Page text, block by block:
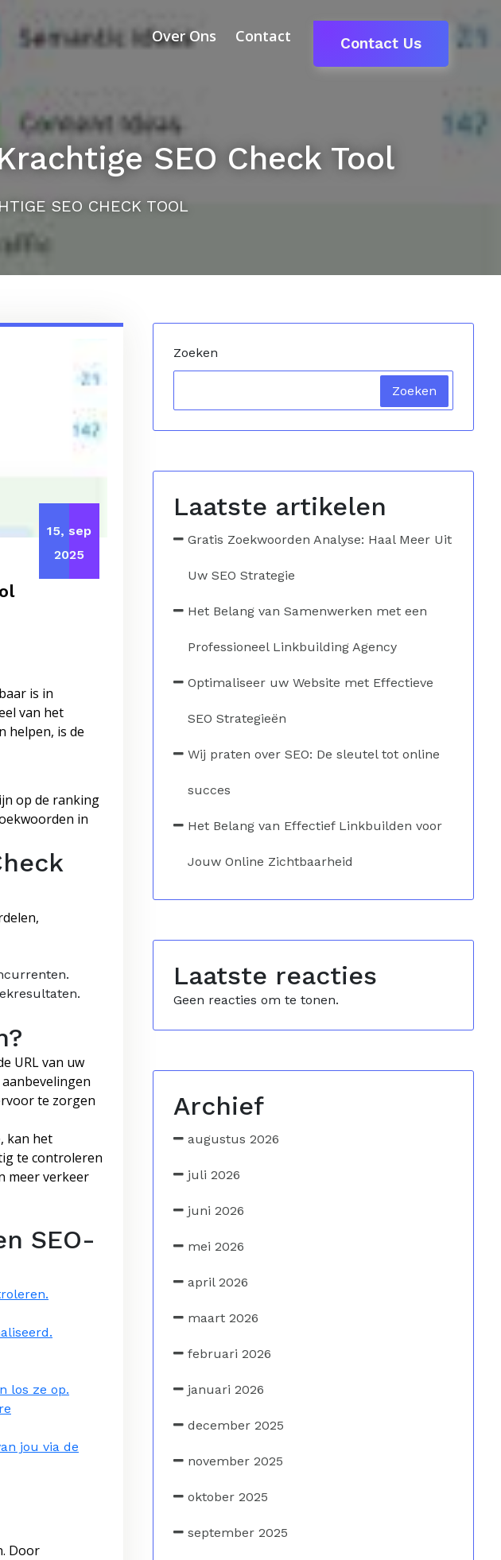
Over Ons Contact Contact Us
SEO Check Tool
SEO CHECK TOOL
15, sep
2025
is in
van het
helpen, is de
op de ranking
in
URL van uw
te zorgen
kan het
te controleren
meer verkeer
SEO-
los ze op.
jou via de
Door
Zoeken
Zoeken
Laatste artikelen
Gratis Zoekwoorden Analyse: Haal Meer Uit
Uw SEO Strategie
Het Belang van Samenwerken met een
Professioneel Linkbuilding Agency
Optimaliseer uw Website met Effectieve
SEO Strategieën
Wij praten over SEO: De sleutel tot online
succes
Het Belang van Effectief Linkbuilden voor
Jouw Online Zichtbaarheid
Laatste reacties
Geen reacties om te tonen.
Archief
augustus 2026
juli 2026
juni 2026
mei 2026
april 2026
maart 2026
februari 2026
januari 2026
december 2025
november 2025
oktober 2025
september 2025